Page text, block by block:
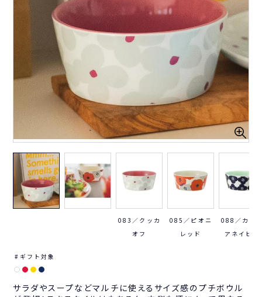
083／クッカ
オフ
085／ピオニ
レッド
088／カメ
アネイビー
ギフト対象
サラダやスープなどマルチに使えるサイズ感のプチボウル